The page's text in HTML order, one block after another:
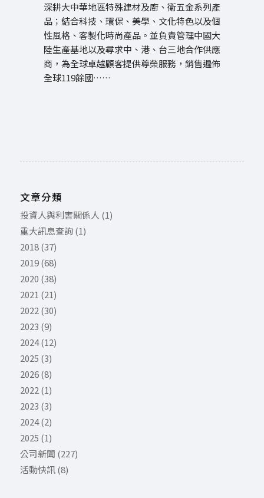
深耕大中華地區特殊建材及廚、衛五金系列產
品；結合科技、環保、美學、文化特色以及個
性風格、客製化時尚產品。並負責管理中國大
陸生產基地以及尋求中、港、台三地合作供應
商，為全球卓越顧客提供尊榮服務，銷售遍佈
全球119餘國……
文章分類
投資人與利害關係人 (1)
重大訊息查詢(1)
2018(37)
2019(68)
2020 (38)
2021 (21)
2022 (30)
2023 (9)
2024(12)
2025 (3)
2026(8)
2022 (1)
2023 (3)
2024(2)
2025 (1)
公司新聞 (227)
活動快訊(8)